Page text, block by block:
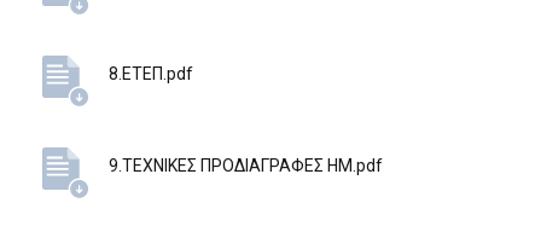
8.ΕΤΕΠ.pdf
9.ΤΕΧΝΙΚΕΣ ΠΡΟΔΙΑΓΡΑΦΕΣ ΗΜ.pdf